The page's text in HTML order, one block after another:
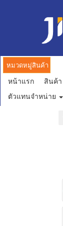
หมวดหมู่สินค้า
หน้าแรก สินค้า
ตัวแทนจำหน่าย